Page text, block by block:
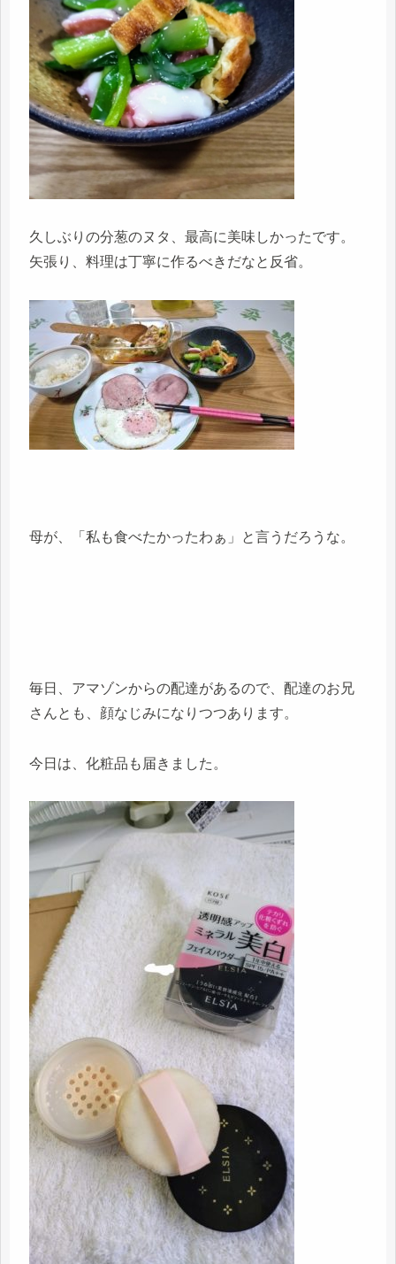
久しぶりの分葱のヌタ、最高に美味しかったです。
矢張り、料理は丁寧に作るべきだなと反省。
母が、「私も食べたかったわぁ」と言うだろうな。
毎日、アマゾンからの配達があるので、配達のお兄
さんとも、顔なじみになりつつあります。
今日は、化粧品も届きました。